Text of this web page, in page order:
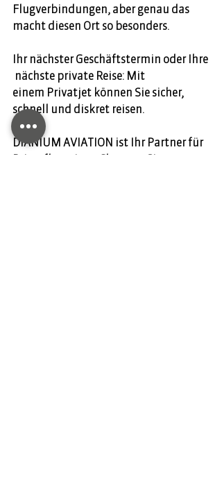
Flugverbindungen, aber genau das
macht diesen Ort so besonders.
Ihr nächster Geschäftstermin oder Ihre
nächste private Reise: Mit
einem Privatjet können Sie sicher,
schnell und diskret reisen.
DIANIUM AVIATION ist Ihr Partner für
Privatflugreisen. Chartern Sie